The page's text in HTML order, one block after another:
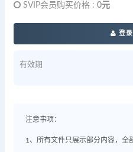
SVIP会员购买价格 : 0元
登
有效期
注意事项：
1、所有文件只展示部分内容，全